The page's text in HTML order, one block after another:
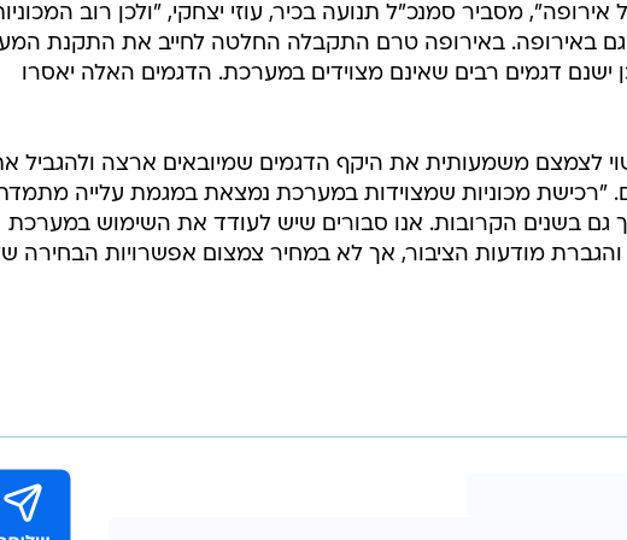
מסביר סמנכ"ל תנועה בכיר, עוזי יצחקי, "ולכן רוב
גם באירופה. באירופה טרם התקבלה החלטה לחייב את התקנת
ישנם דגמים רבים שאינם מצוידים במערכת. הדגמים האלה יאסרו
לצמצם משמעותית את היקף הדגמים שמיובאים ארצה ולהגביל
"רכישת מכוניות שמצוידות במערכת נמצאת במגמת עלייה
גם בשנים הקרובות. אנו סבורים שיש לעודד את השימוש במערכת
מודעות הציבור, אך לא במחיר צמצום אפשרויות הבחירה